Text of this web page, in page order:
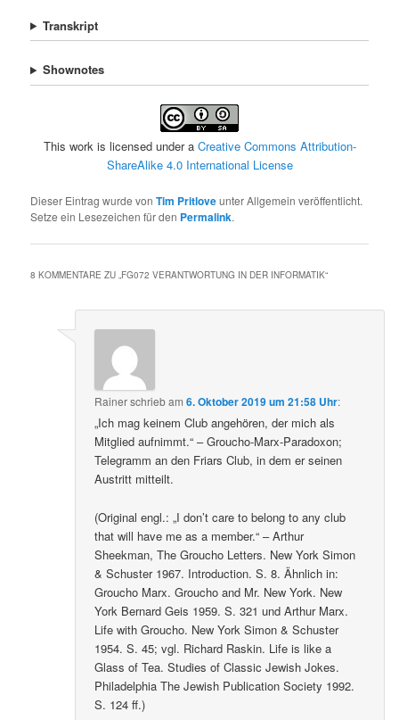
Transkript
Shownotes
This work is licensed under a Creative Commons Attribution-
ShareAlike 4.0 International License
Dieser Eintrag wurde vonTim Pritloveunter Allgemein veröffentlicht.
Setze ein Lesezeichen für den Permalink.
8 KOMMENTARE ZU „FG072 VERANTWORTUNG IN DER INFORMATIK“
Rainerschriebam6. Oktober 2019 um 21:58 Uhr:
„Ich mag keinem Club angehören, der mich als
Mitglied aufnimmt.“ – Groucho-Marx-Paradoxon;
Telegramm an den Friars Club, in dem er seinen
Austritt mitteilt.
(Original engl.: „I don’t care to belong to any club
that will have me as a member.“ – Arthur
Sheekman, The Groucho Letters. New York Simon
& Schuster 1967. Introduction. S. 8. Ähnlich in:
Groucho Marx. Groucho and Mr. New York. New
York Bernard Geis 1959. S. 321 und Arthur Marx.
Life with Groucho. New York Simon & Schuster
1954. S. 45; vgl. Richard Raskin. Life is like a
Glass of Tea. Studies of Classic Jewish Jokes.
Philadelphia The Jewish Publication Society 1992.
S. 124 ff.)